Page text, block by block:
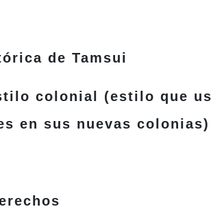
de Tamsui
colonial (estilo que
en sus nuevas colonias)